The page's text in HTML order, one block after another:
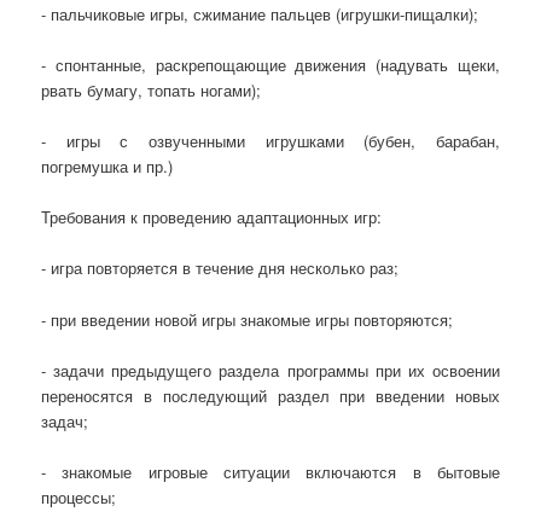
- пальчиковые игры, сжимание пальцев (игрушки-пищалки);
- спонтанные, раскрепощающие движения (надувать щеки,
рвать бумагу, топать ногами);
- игры с озвученными игрушками (бубен, барабан,
погремушка и пр.)
Требования к проведению адаптационных игр:
- игра повторяется в течение дня несколько раз;
- при введении новой игры знакомые игры повторяются;
- задачи предыдущего раздела программы при их освоении
переносятся в последующий раздел при введении новых
задач;
- знакомые игровые ситуации включаются в бытовые
процессы;